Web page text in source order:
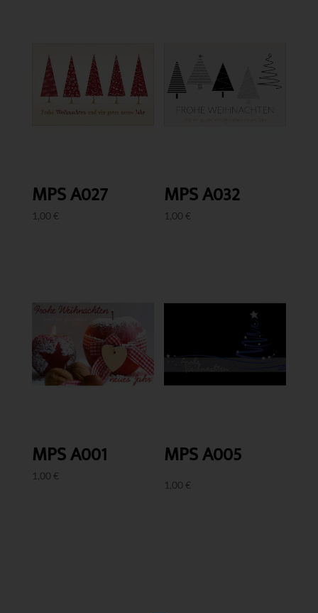
MPS A027
1,00 €
MPS A032
1,00 €
MPS A001
1,00 €
MPS A005
1,00 €